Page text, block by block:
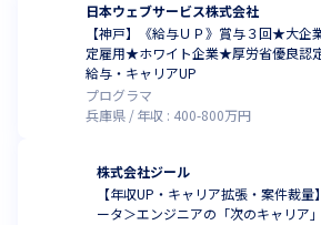
日本ウェブサービス株式会社
【神戸】《給与ＵＰ》賞与３回★大
定雇用★ホワイト企業★厚労省優良
給与・キャリアUP
プログラマ
兵庫県
年収 : 400-800万円
株式会社ジール
【年収UP・キャリア拡張・案件裁
ータ＞エンジニアの「次のキャリア